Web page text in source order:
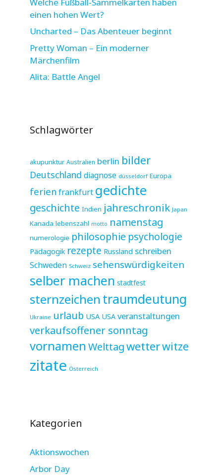
einen hohen Wert?
Uncharted – Das Abenteuer beginnt
Pretty Woman – Ein moderner
Märchenfilm
Alita: Battle Angel
Schlagwörter
akupunktur Australien berlin bilder
Deutschland diagnose düsseldorf Europa
ferien frankfurt gedichte
geschichte Indien jahreschronik Japan
Kanada lebenszahl motto namenstag
numerologie philosophie psychologie
Pädagogik rezepte Russland schreiben
Schweden Schweiz sehenswürdigkeiten
selber machen stadtfest
sternzeichen traumdeutung
Ukraine urlaub USA USA veranstaltungen
verkaufsoffener sonntag
vornamen Welttagwetterwitze
zitate Österreich
Kategorien
Aktionswochen
Arbor Day